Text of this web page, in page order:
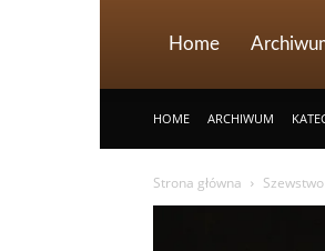
Home
HOME ARCHIWUM
Strona główna